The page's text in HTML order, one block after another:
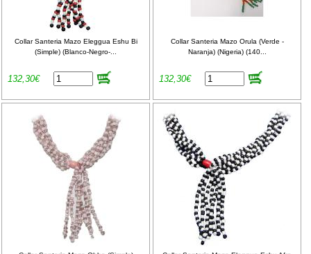
Collar Santeria Mazo Eleggua Eshu Bi
(Simple) (Blanco-Negro-...
132,30€
Collar Santeria Mazo Orula (Verde -
Naranja) (Nigeria) (140...
132,30€